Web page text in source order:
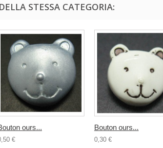
STESSA CATEGORIA:
ours...
€
Bouton ours...
0,30 €